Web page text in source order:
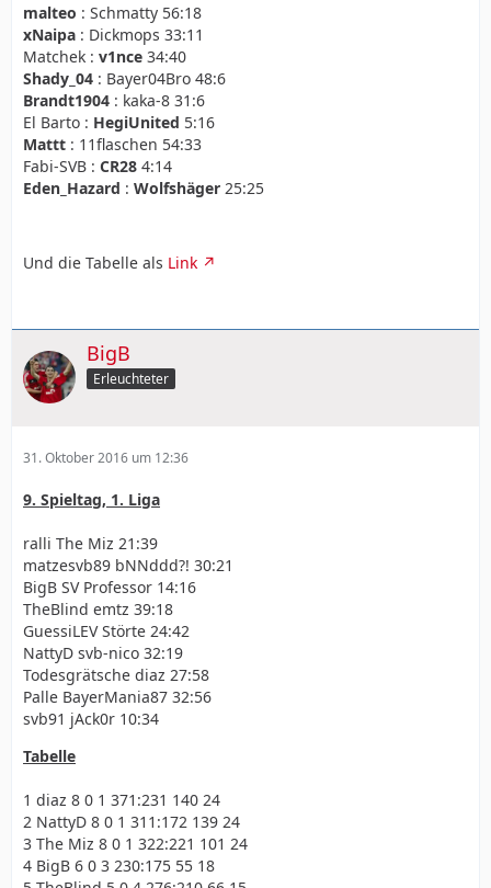
malteo : Schmatty 56:18
xNaipa : Dickmops 33:11
Matchek : v1nce 34:40
Shady_04 : Bayer04Bro 48:6
Brandt1904 : kaka-8 31:6
El Barto : HegiUnited 5:16
Mattt : 11flaschen 54:33
Fabi-SVB : CR28 4:14
Eden_Hazard : Wolfshäger 25:25
Und die Tabelle als Link
BigB
Erleuchteter
31. Oktober 2016 um 12:36
9. Spieltag, 1. Liga
ralli The Miz 21:39
matzesvb89 bNNddd?! 30:21
BigB SV Professor 14:16
TheBlind emtz 39:18
GuessiLEV Störte 24:42
NattyD svb-nico 32:19
Todesgrätsche diaz 27:58
Palle BayerMania87 32:56
svb91 jAck0r 10:34
Tabelle
1 diaz 8 0 1 371:231 140 24
2 NattyD 8 0 1 311:172 139 24
3 The Miz 8 0 1 322:221 101 24
4 BigB 6 0 3 230:175 55 18